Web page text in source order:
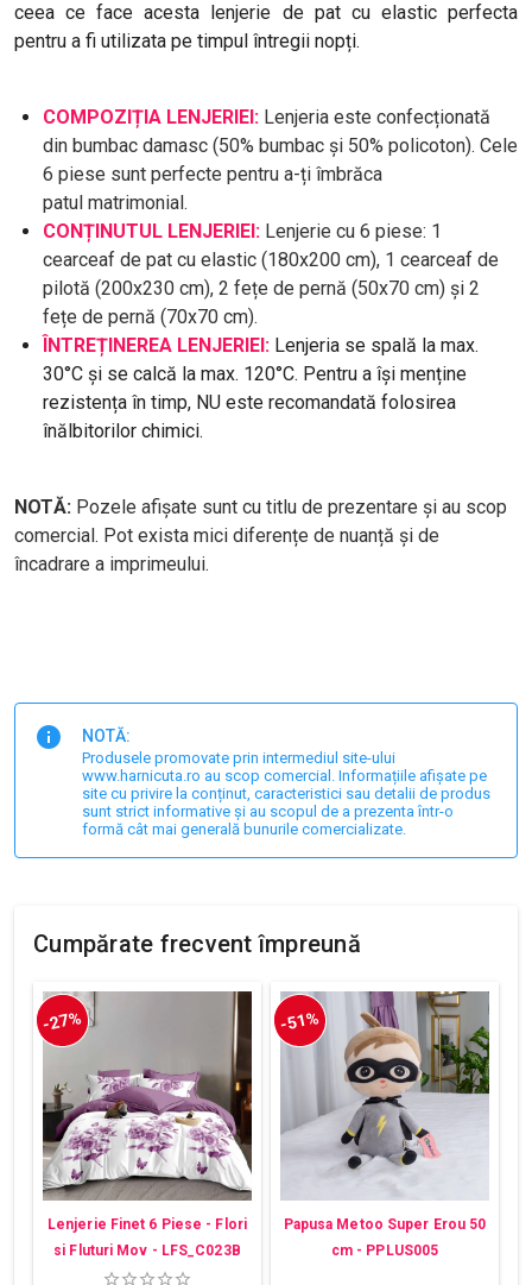
ceea ce face acesta lenjerie de pat cu elastic perfecta
pentru a fi utilizata pe timpul întregii nopți.
COMPOZIȚIA LENJERIEI: Lenjeria este confecționată
din bumbac damasc (50% bumbac și 50% policoton). Cele
6 piese sunt perfecte pentru a-ți îmbrăca
patul matrimonial.
CONȚINUTUL LENJERIEI: Lenjerie cu 6 piese: 1
cearceaf de pat cu elastic (180x200 cm), 1 cearceaf de
pilotă (200x230 cm), 2 fețe de pernă (50x70 cm) și 2
fețe de pernă (70x70 cm).
ÎNTREȚINEREA LENJERIEI: Lenjeria se spală la max.
30°C și se calcă la max. 120°C. Pentru a își menține
rezistența în timp, NU este recomandată folosirea
înălbitorilor chimici.
NOTĂ: Pozele afișate sunt cu titlu de prezentare și au scop
comercial. Pot exista mici diferențe de nuanță și de
încadrare a imprimeului.
NOTĂ:
Produsele promovate prin intermediul site-ului
www.harnicuta.ro au scop comercial. Informațiile afișate pe
site cu privire la conținut, caracteristici sau detalii de produs
sunt strict informative și au scopul de a prezenta într-o
formă cât mai generală bunurile comercializate.
Cumpărate frecvent împreună
-27%
Lenjerie Finet 6 Piese - Flori
si Fluturi Mov - LFS_C023B
-51%
Papusa Metoo Super Erou 50
cm - PPLUS005